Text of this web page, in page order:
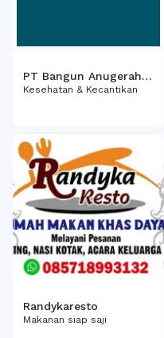
PT Bangun Anugerah
Hanjaya
Kesehatan & Kecantikan
Randykaresto
Makanan siap saji